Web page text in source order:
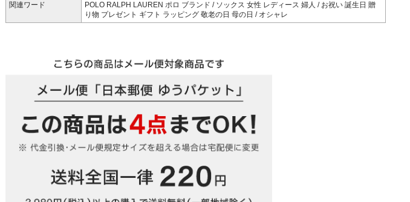
関連ワード
POLO RALPH LAUREN ポロ ブランド / ソックス 女性 レディース 婦人 / お祝い 誕生日 贈
り物 プレゼント ギフト ラッピング 敬老の日 母の日 / オシャレ